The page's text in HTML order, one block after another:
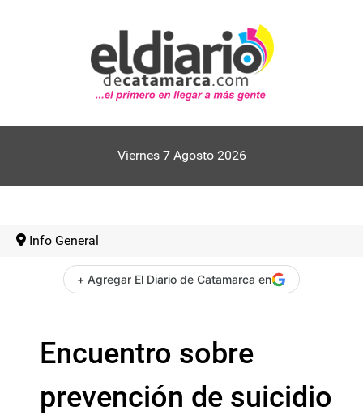
Viernes 7 Agosto 2026
Info General
+ Agregar El Diario de Catamarca en
Encuentro sobre
prevención de suicidio